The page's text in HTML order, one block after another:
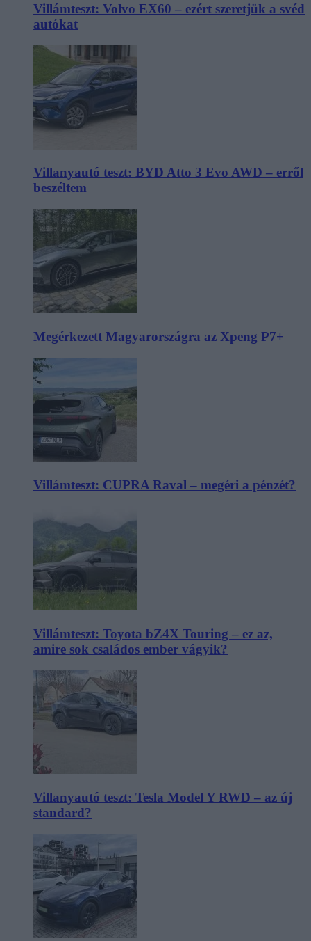
Villámteszt: Volvo EX60 – ezért szeretjük a svéd
autókat
Villanyautó teszt: BYD Atto 3 Evo AWD – erről
beszéltem
Megérkezett Magyarországra az Xpeng P7+
Villámteszt: CUPRA Raval – megéri a pénzét?
Villámteszt: Toyota bZ4X Touring – ez az,
amire sok családos ember vágyik?
Villanyautó teszt: Tesla Model Y RWD – az új
standard?